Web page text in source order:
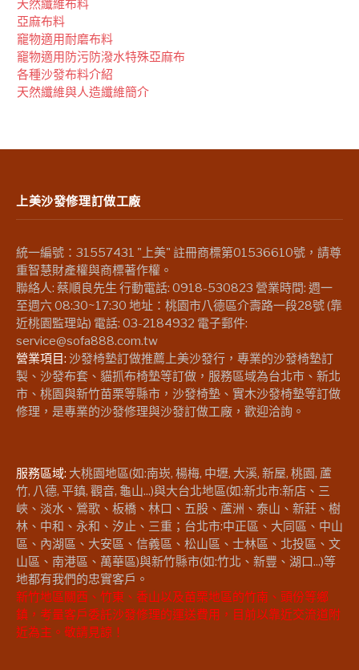
天然纖維布料
亞麻布料
竉物適用耐磨布料
竉物適用防污防潑水特殊亞麻布
各種沙發布料介紹
天然纖維與人造纖維簡介
上美沙發修理訂做工廠
統一編號：31557431 "上美" 註冊商標第01536610號，請尊
重智慧財產權與商標著作權。
聯絡人: 蔡順良先生 行動電話: 0918-530823 營業時間: 週一
至週六 08:30~17:30 地址：桃園市八德區介壽路一段28號 (靠
近桃園監理站) 電話: 03-2184932 電子郵件:
service@sofa888.com.tw
營業項目: 沙發椅墊訂做推薦上美沙發行，專業的沙發椅墊訂
製、沙發布套、貓抓布椅墊等訂做，服務區域為台北市、新北
市、桃園與新竹苗栗等縣市，沙發椅墊、實木沙發椅墊等訂做
修理，是專業的沙發修理與沙發訂做工廠，歡迎洽詢。
服務區域: 大桃園地區(如:南崁, 楊梅, 中壢, 大溪, 新屋, 桃園, 蘆
竹, 八德, 平鎮, 觀音, 龜山...)與大台北地區(如:新北市:新店、三
峽、淡水、鶯歌、板橋、林口、五股、蘆洲、泰山、新莊、樹
林、中和、永和、汐止、三重；台北市:中正區、大同區、中山
區、內湖區、大安區、信義區、松山區、士林區、北投區、文
山區、南港區、萬華區)與新竹縣市(如:竹北、新豐、湖口...)等
地都有我們的忠實客戶。
新竹地區關西、竹東、香山以及苗栗地區的竹南、頭份等鄉
鎮，考量客戶委託沙發修理的運送費用，目前以靠近交流道附
近為主。敬請見諒！